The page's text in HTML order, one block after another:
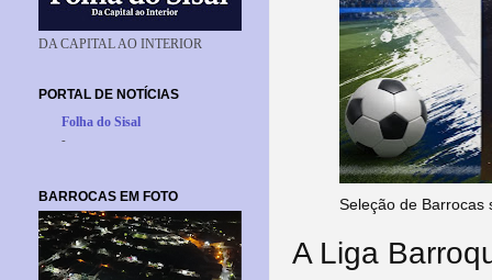
Seleção de Barrocas
A Liga
DA CAPITAL AO INTERIOR
PORTAL DE NOTÍCIAS
Folha do Sisal
-
BARROCAS EM FOTO